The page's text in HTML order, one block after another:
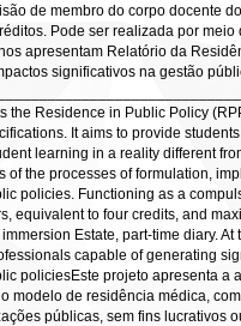
de membro do corpo docente
Pode ser realizada por
apresentam Relatório da
significativos na gestão
the Residence in Public Policy
It aims to provide
learning in a reality different
of the processes of formulation,
policies. Functioning as a
equivalent to four credits, and
Estate, part-time diary.
capable of generating
policiesEste projeto apresenta
modelo de residência médica,
públicas, sem fins lucrativos